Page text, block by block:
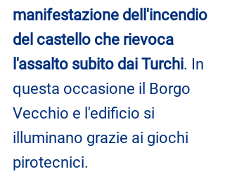
manifestazione dell'incendio
del castello che rievoca
l'assalto subito dai Turchi. In
questa occasione il Borgo
Vecchio e l'edificio si
illuminano grazie ai giochi
pirotecnici.